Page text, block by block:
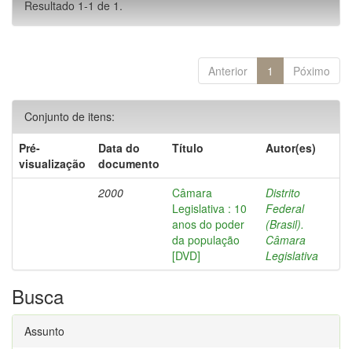
Resultado 1-1 de 1.
Anterior 1 Póximo
Conjunto de itens:
Pré-
visualização
Data do
documento
Título Autor(es)
2000
Câmara
Legislativa : 10
anos do poder
da população
[DVD]
Distrito
Federal
(Brasil).
Câmara
Legislativa
Busca
Assunto